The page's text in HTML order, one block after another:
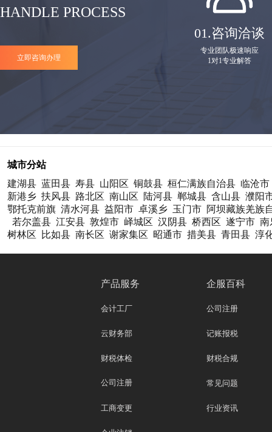
HANDLE PROCESS
立即咨询办理
01.咨询洽谈
专业团队极速响应
1对1专业解答
城市分站
建湖县 蓝田县 寿县 山阳区 铜鼓县 桓仁满族自治县 临沧市
新港乡 扶风县 路北区 南山区 陆河县 郸城县 含山县 濮阳
鄂托克前旗 清水河县 益阳市 卓溪乡 玉门市 阿坝藏族羌族
若尔盖县 江安县 敦煌市 峄城区 汉阴县 桥西区 遂宁市 南
树林区
比如县 南长区 谢家集区 昭通市 措美县 青田县 淳
产品服务
会计工厂
云财务部
财税体检
公司注册
工商变更
企服百科
公司注册
记账报税
财税合规
常见问题
行业资讯